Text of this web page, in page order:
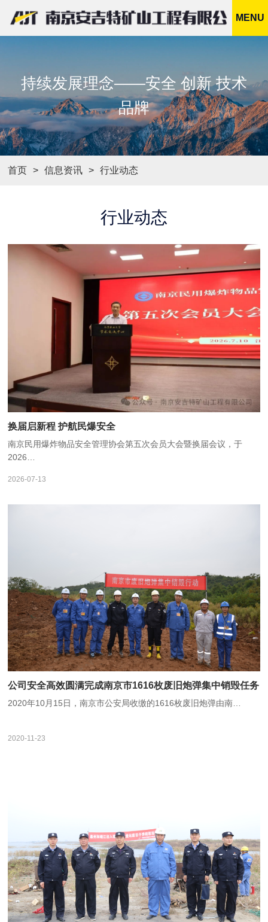
MENU
持续发展理念——安全 创新 技术
品牌
首页 信息资讯 行业动态
行业动态
换届启新程 护航民爆安全
南京民用爆炸物品安全管理协会第五次会员大会暨换届会议，于
2026…
2026-07-13
公司安全高效圆满完成南京市1616枚废旧炮弹集中销毁任务
2020年10月15日，南京市公安局收缴的1616枚废旧炮弹由南…
2020-11-23